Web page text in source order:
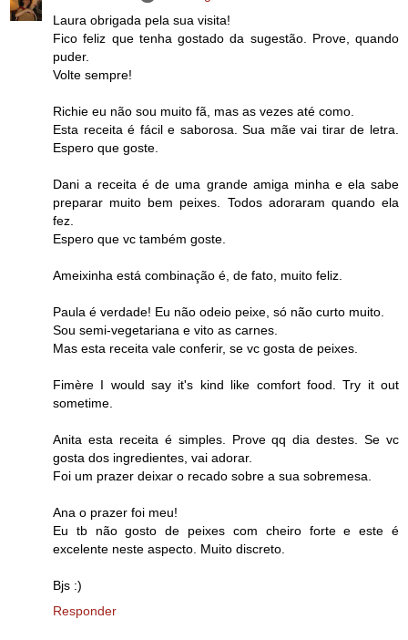
Laura obrigada pela sua visita!
Fico feliz que tenha gostado da sugestão. Prove, quando
puder.
Volte sempre!
Richie eu não sou muito fã, mas as vezes até como.
Esta receita é fácil e saborosa. Sua mãe vai tirar de letra.
Espero que goste.
Dani a receita é de uma grande amiga minha e ela sabe
preparar muito bem peixes. Todos adoraram quando ela
fez.
Espero que vc também goste.
Ameixinha está combinação é, de fato, muito feliz.
Paula é verdade! Eu não odeio peixe, só não curto muito.
Sou semi-vegetariana e vito as carnes.
Mas esta receita vale conferir, se vc gosta de peixes.
Fimère I would say it's kind like comfort food. Try it out
sometime.
Anita esta receita é simples. Prove qq dia destes. Se vc
gosta dos ingredientes, vai adorar.
Foi um prazer deixar o recado sobre a sua sobremesa.
Ana o prazer foi meu!
Eu tb não gosto de peixes com cheiro forte e este é
excelente neste aspecto. Muito discreto.
Bjs :)
Responder